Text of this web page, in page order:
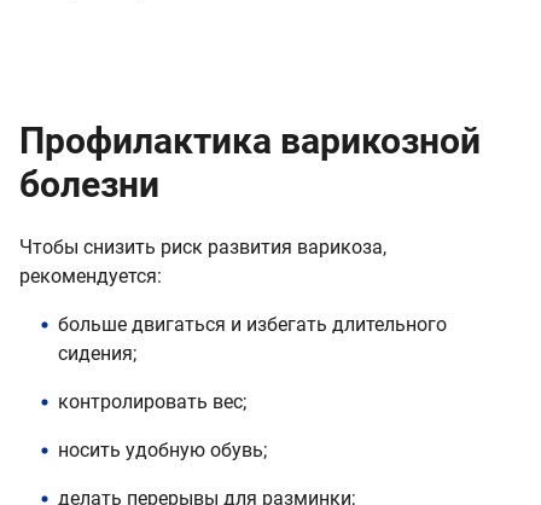
Профилактика варикозной
болезни
Чтобы снизить риск развития варикоза,
рекомендуется:
больше двигаться и избегать длительного
сидения;
контролировать вес;
носить удобную обувь;
делать перерывы для разминки;